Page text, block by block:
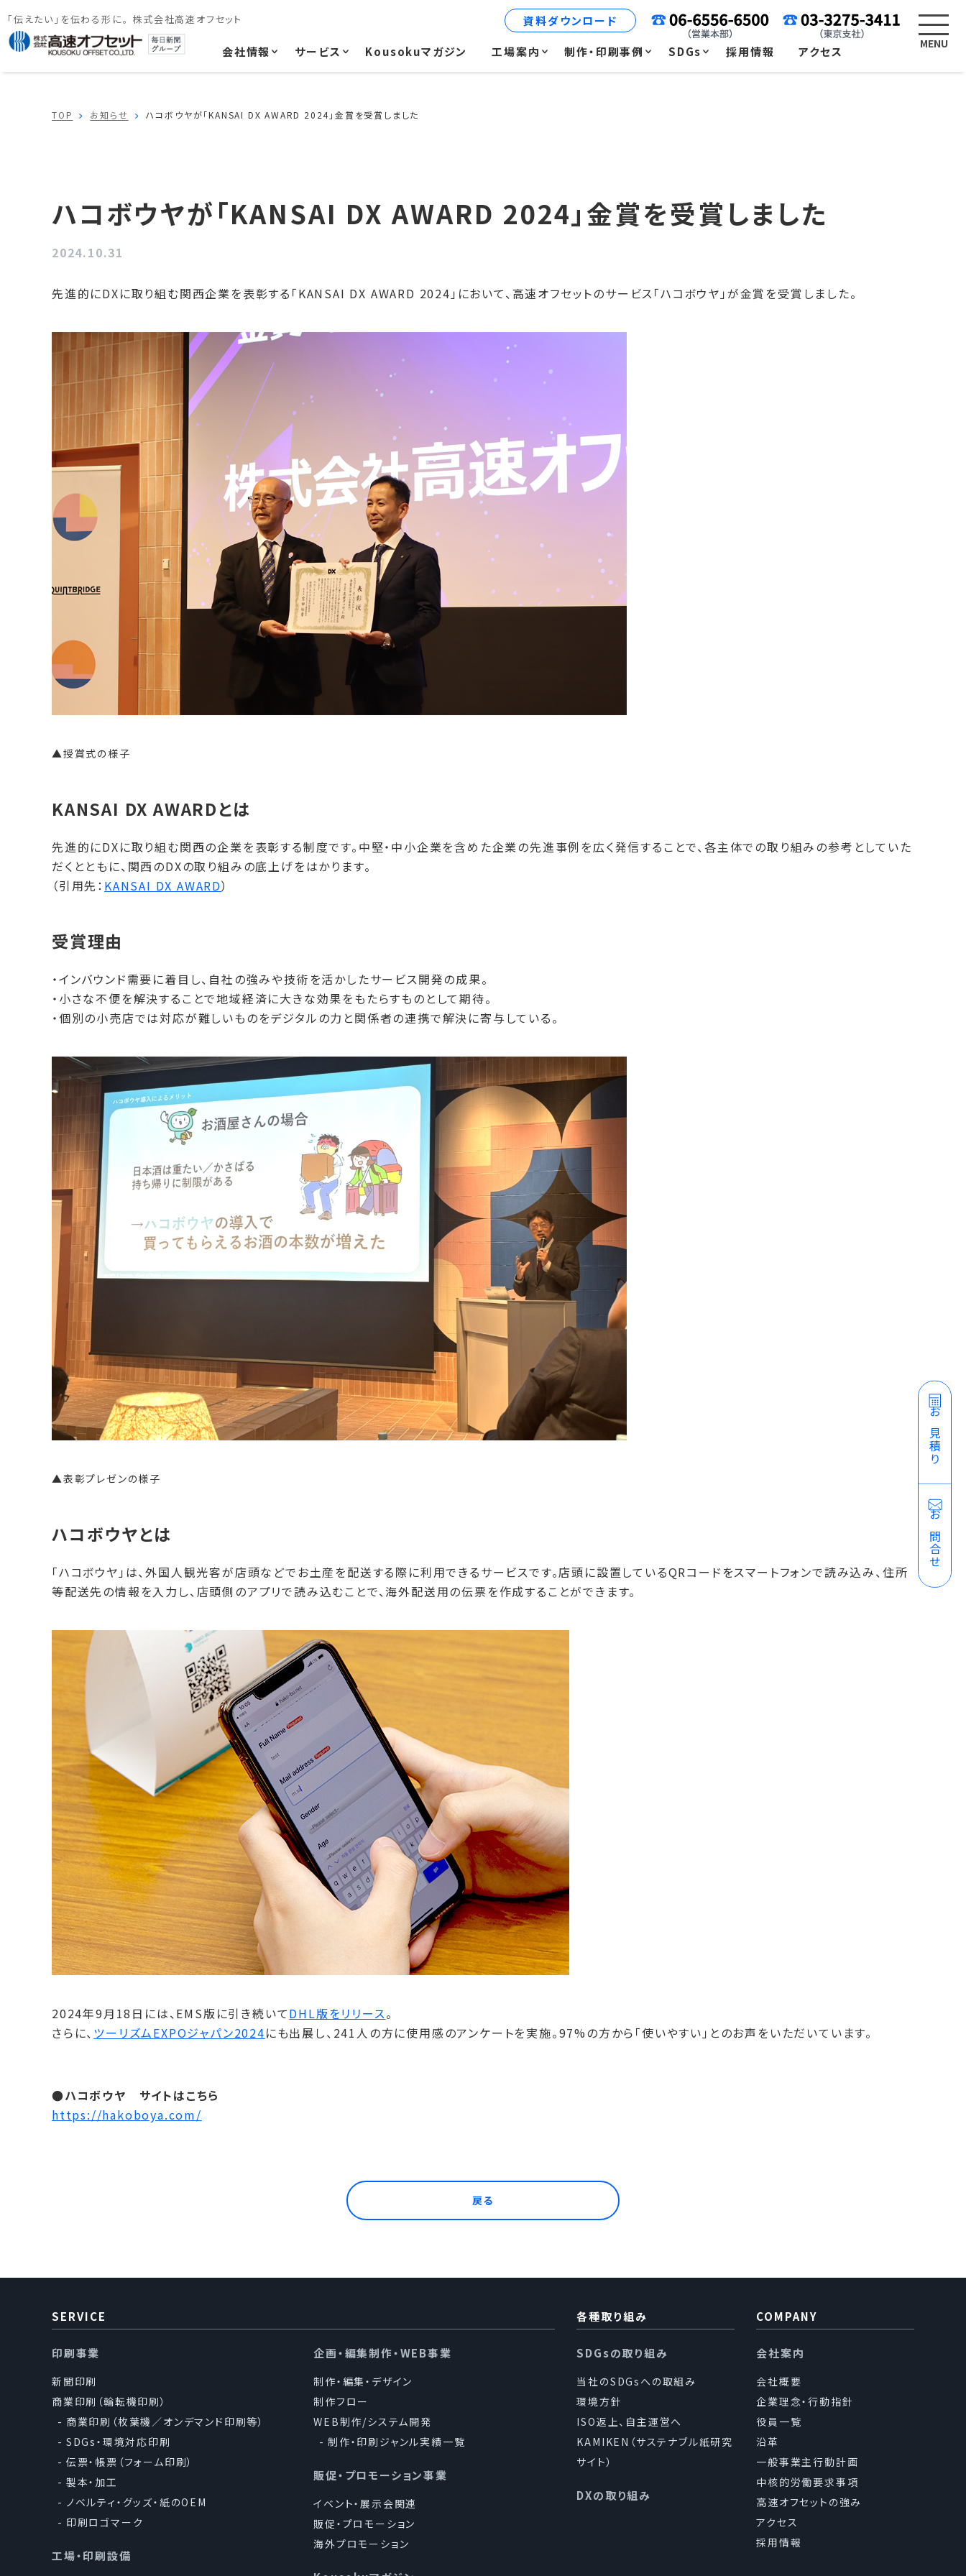
「伝えたい」を伝わる形に。 株式会社高速オフセット
会社情報 サービス Kousokuマガジン 工場案内 制作・印刷事例 SDGs 採用情報 アクセス
資料ダウンロード
TOP お知らせ ハコボウヤが「KANSAI DX AWARD 2024」金賞を受賞しました
ハコボウヤが「KANSAI DX AWARD 2024」金賞を受賞しました
2024.10.31
先進的にDXに取り組む関西企業を表彰する「KANSAI DX AWARD 2024」において、高速オフセットのサービス「ハコボウヤ」が金賞を受賞しました。
▲授賞式の様子
KANSAI DX AWARDとは
先進的にDXに取り組む関西の企業を表彰する制度です。中堅・中小企業を含めた企業の先進事例を広く発信することで、各主体での取り組みの参考としていた
だくとともに、関西のDXの取り組みの底上げをはかります。
（引用先： KANSAI DX AWARD）
受賞理由
・インバウンド需要に着目し、自社の強みや技術を活かしたサービス開発の成果。
・小さな不便を解決することで地域経済に大きな効果をもたらすものとして期待。
・個別の小売店では対応が難しいものをデジタルの力と関係者の連携で解決に寄与している。
▲表彰プレゼンの様子
ハコボウヤとは
「ハコボウヤ」は、外国人観光客が店頭などでお土産を配送する際に利用できるサービスです。店頭に設置しているQRコードをスマートフォンで読み込み、住所
等配送先の情報を入力し、店頭側のアプリで読み込むことで、海外配送用の伝票を作成することができます。
2024年9月18日には、EMS版に引き続いてDHL版をリリース。
さらに、 ツーリズムEXPOジャパン2024にも出展し、241人の方に使用感のアンケートを実施。97%の方から「使いやすい」とのお声をいただいています。
●ハコボウヤ サイトはこちら
https://hakoboya.com/
戻る
お見積り
お問合せ
SERVICE
印刷事業
新聞印刷
商業印刷（輪転機印刷）
商業印刷（枚葉機／オンデマンド印刷等）
SDGs・環境対応印刷
伝票・帳票（フォーム印刷）
製本・加工
ノベルティ・グッズ・紙のOEM
印刷ロゴマーク
工場・印刷設備
企画・編集制作・WEB事業
制作・編集・デザイン
制作フロー
WEB制作/システム開発
制作・印刷ジャンル実績一覧
販促・プロモーション事業
イベント・展示会関連
販促・プロモーション
海外プロモーション
各種取り組み
SDGsの取り組み
当社のSDGsへの取組み
環境方針
ISO返上、自主運営へ
KAMIKEN（サステナブル紙研究
サイト）
DXの取り組み
COMPANY
会社案内
会社概要
企業理念・行動指針
役員一覧
沿革
一般事業主行動計画
中核的労働要求事項
高速オフセットの強み
アクセス
採用情報